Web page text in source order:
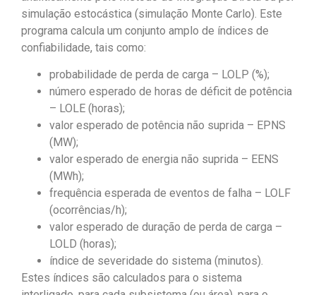
simulação estocástica (simulação Monte Carlo). Este
programa calcula um conjunto amplo de índices de
confiabilidade, tais como:
probabilidade de perda de carga – LOLP (%);
número esperado de horas de déficit de potência
– LOLE (horas);
valor esperado de potência não suprida – EPNS
(MW);
valor esperado de energia não suprida – EENS
(MWh);
frequência esperada de eventos de falha – LOLF
(ocorrências/h);
valor esperado de duração de perda de carga –
LOLD (horas);
índice de severidade do sistema (minutos).
Estes índices são calculados para o sistema